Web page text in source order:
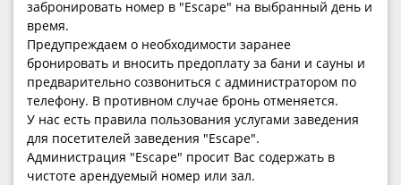
забронировать номер в "Escape" на выбранный день и
время.
Предупреждаем о необходимости заранее
бронировать и вносить предоплату за бани и сауны и
предварительно созвониться с администратором по
телефону. В противном случае бронь отменяется.
У нас есть правила пользования услугами заведения
для посетителей заведения "Escape".
Администрация "Escape" просит Вас содержать в
чистоте арендуемый номер или зал.